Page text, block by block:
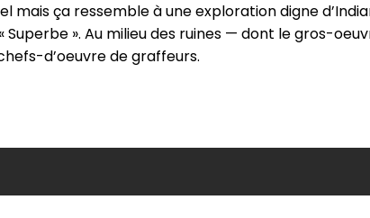
ça ressemble à une exploration digne
». Au milieu des ruines — dont le gros-
d’oeuvre de graffeurs.